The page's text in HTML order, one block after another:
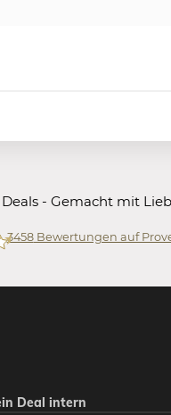
- Gemacht mit
3458Bewertungen auf
Deal intern